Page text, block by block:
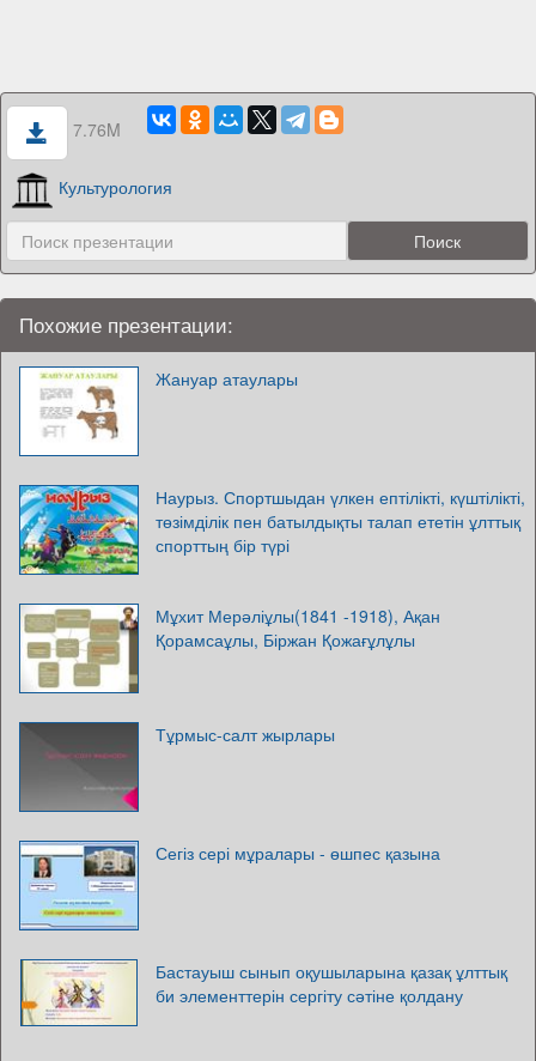
7.76M
Культурология
Похожие презентации:
Жануар атаулары
Наурыз. Спортшыдан үлкен ептілікті, күштілікті,
төзімділік пен батылдықты талап ететін ұлттық
спорттың бір түрі
Мұхит Мерәліұлы(1841 -1918), Ақан
Қорамсаұлы, Біржан Қожағұлұлы
Тұрмыс-салт жырлары
Сегіз сері мұралары - өшпес қазына
Бастауыш сынып оқушыларына қазақ ұлттық
би элементтерін сергіту сәтіне қолдану